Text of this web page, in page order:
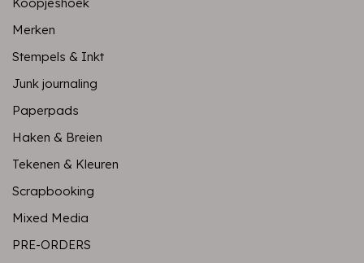
Merken
Stempels & Inkt
Junk journaling
Paperpads
Haken & Breien
Tekenen & Kleuren
Scrapbooking
Mixed Media
PRE-ORDERS